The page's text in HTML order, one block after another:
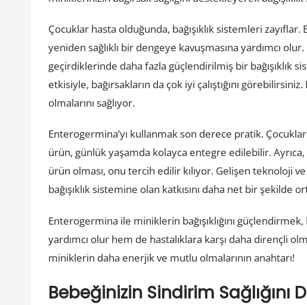
Çocuklar hasta olduğunda, bağışıklık sistemleri
yeniden sağlıklı bir dengeye kavuşmasına yardımcı
geçirdiklerinde daha fazla güçlendirilmiş bir bağışıklık
etkisiyle, bağırsakların da çok iyi çalıştığını
olmalarını sağlıyor.
Enterogermina’yı kullanmak son derece pratik.
ürün, günlük yaşamda kolayca entegre edilebilir.
ürün olması, onu tercih edilir kılıyor. Gelişen teknoloji
bağışıklık sistemine olan katkısını daha net bir şekilde
Enterogermina ile miniklerin bağışıklığını
yardımcı olur hem de hastalıklara karşı daha dirençli
miniklerin daha enerjik ve mutlu olmalarının anahtarı!
Bebeğinizin Sindirim Sağlığını